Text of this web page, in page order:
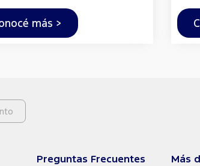
más >
Preguntas Frecuentes Más